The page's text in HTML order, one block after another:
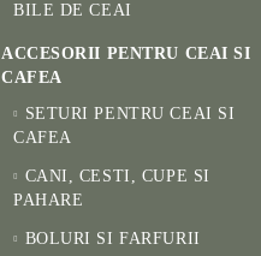
BILE DE CEAI
ACCESORII PENTRU CEAI SI
CAFEA
SETURI PENTRU CEAI SI
CAFEA
CANI, CESTI, CUPE SI
PAHARE
BOLURI SI FARFURII